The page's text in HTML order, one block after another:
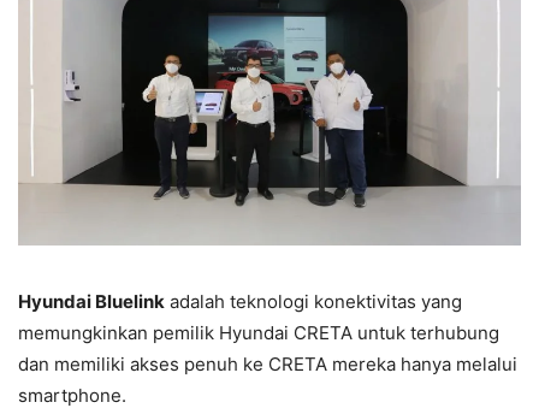
Hyundai Bluelink adalah teknologi konektivitas yang
memungkinkan pemilik Hyundai CRETA untuk terhubung
dan memiliki akses penuh ke CRETA mereka hanya melalui
smartphone.